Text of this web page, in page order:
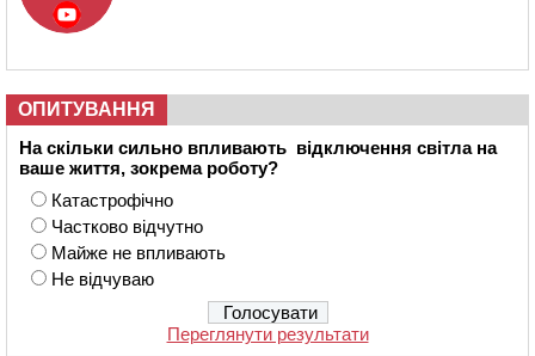
ОПИТУВАННЯ
На скільки сильно впливають відключення світла на
ваше життя, зокрема роботу?
Катастрофічно
Частково відчутно
Майже не впливають
Не відчуваю
Переглянути результати